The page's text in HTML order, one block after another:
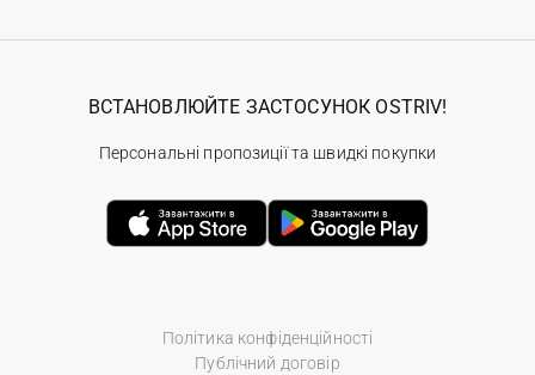
Політика конфіденційності
Публічний договір
ВСТАНОВЛЮЙТЕ ЗАСТОСУНОК OSTRIV!
Персональні пропозиції та швидкі покупки